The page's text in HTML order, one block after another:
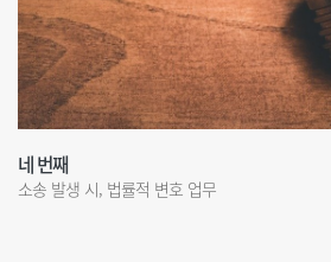
네 번째
소송 발생 시, 법률적 변호 업무